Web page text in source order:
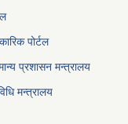
पोर्टल
प्रशासन मन्त्रालय
मन्त्रालय